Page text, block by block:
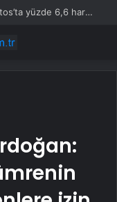
Brinker International hissesi 12 Ağustos’ta yüzde 6,6 hareket edebilir